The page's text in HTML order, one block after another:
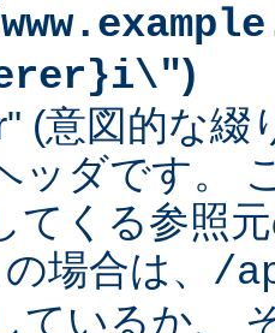
)
(意図的な綴
ッダです。
てくる参照
場合は、 /
ているか、